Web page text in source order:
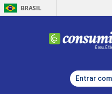
BRASIL
Entrar com